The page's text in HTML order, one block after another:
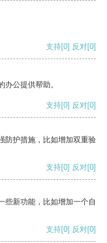
支持[0] 反对[0]
公提供帮助。
支持[0] 反对[0]
防护措施，比如增加双重验
支持[0] 反对[0]
些新功能，比如增加一个自
支持[0] 反对[0]